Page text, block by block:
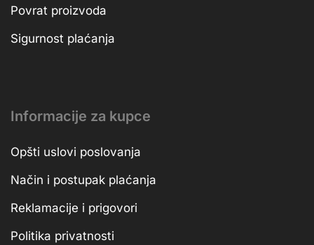
Povrat proizvoda
Sigurnost plaćanja
Informacije za kupce
Opšti uslovi poslovanja
Način i postupak plaćanja
Reklamacije i prigovori
Politika privatnosti